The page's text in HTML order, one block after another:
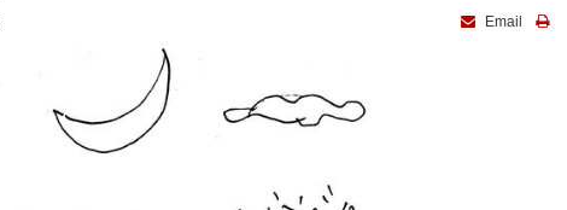
Email